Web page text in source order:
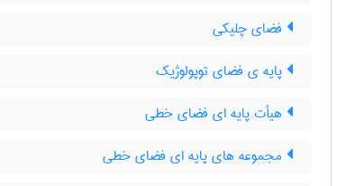
فضای چلیکی
پایه ی فضای توپولوژیک
هیأت پایه ای فضای خطی
مجموعه های پایه ای فضای خطی